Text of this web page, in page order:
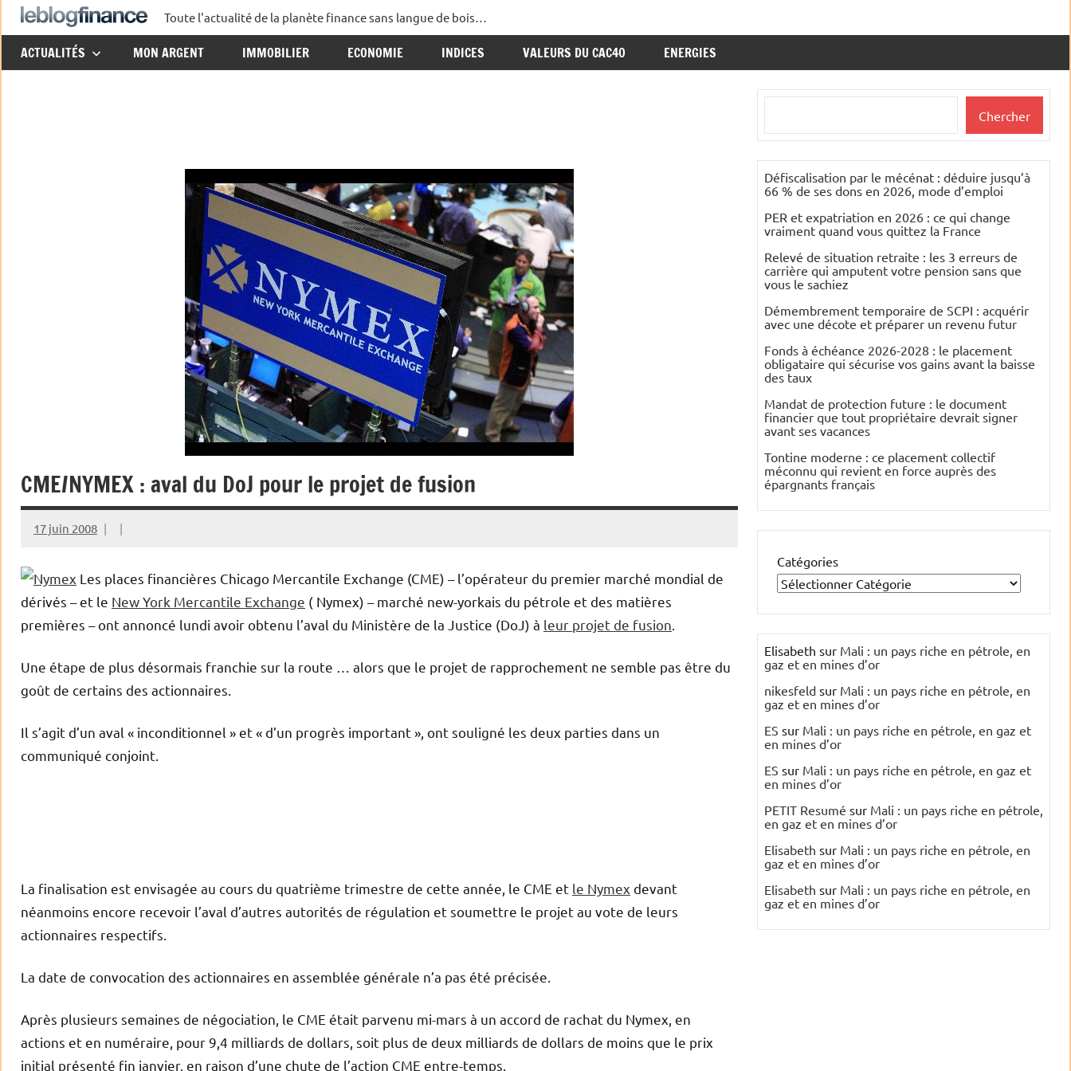
Aller
au
contenu
Le
Blog
Toute l'actualité de la planète finance sans langue de bois…
ACTUALITÉS MON ARGENT IMMOBILIER ECONOMIE INDICES VALEURS DU CAC40 ENERGIES
CME/NYMEX : aval du DoJ pour le projet de fusion
17 juin 2008
Les places financières Chicago Mercantile Exchange (CME) – l’opérateur du premier marché mondial de
dérivés – et le New York Mercantile Exchange ( Nymex) – marché new-yorkais du pétrole et des matières
premières – ont annoncé lundi avoir obtenu l’aval du Ministère de la Justice (DoJ) à leur projet de fusion
Une étape de plus désormais franchie sur la route … alors que le projet de rapprochement ne semble pas être du
goût de certains des actionnaires.
Il s’agit d’un aval « inconditionnel » et « d’un progrès important », ont souligné les deux parties dans un
communiqué conjoint.
La finalisation est envisagée au cours du quatrième trimestre de cette année, le CME et le Nymex devant
néanmoins encore recevoir l’aval d’autres autorités de régulation et soumettre le projet au vote de leurs
actionnaires respectifs.
La date de convocation des actionnaires en assemblée générale n’a pas été précisée.
Après plusieurs semaines de négociation, le CME était parvenu mi-mars à un accord de rachat du Nymex, en
actions et en numéraire, pour 9,4 milliards de dollars, soit plus de deux milliards de dollars de moins que le prix
initial présenté fin janvier, en raison d’une chute de l’action CME entre-temps.
Chercher
Défiscalisation par le mécénat : déduire jusqu’à
66 % de ses dons en 2026, mode d’emploi
PER et expatriation en 2026 : ce qui change
vraiment quand vous quittez la France
Relevé de situation retraite : les 3 erreurs de
carrière qui amputent votre pension sans que
vous le sachiez
Démembrement temporaire de SCPI : acquérir
avec une décote et préparer un revenu futur
Fonds à échéance 2026-2028 : le placement
obligataire qui sécurise vos gains avant la baisse
des taux
Mandat de protection future : le document
financier que tout propriétaire devrait signer
avant ses vacances
Tontine moderne : ce placement collectif
méconnu qui revient en force auprès des
épargnants français
Catégories
Elisabeth sur Mali : un pays riche en pétrole, en
gaz et en mines d’or
nikesfeld sur Mali : un pays riche en pétrole, en
gaz et en mines d’or
ES sur Mali : un pays riche en pétrole, en gaz et
en mines d’or
ES sur Mali : un pays riche en pétrole, en gaz et
en mines d’or
PETIT Resumé sur Mali : un pays riche en pétrole,
en gaz et en mines d’or
Elisabeth sur Mali : un pays riche en pétrole, en
gaz et en mines d’or
Elisabeth sur Mali : un pays riche en pétrole, en
gaz et en mines d’or